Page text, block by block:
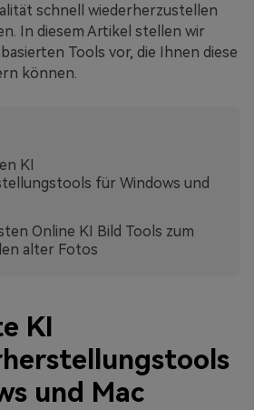
schnell wiederherzustellen
In diesem Artikel stellen wir
Tools vor, die Ihnen diese
können.
KI
für Windows und
Online KI Bild Tools zum
alter Fotos
KI
und Mac